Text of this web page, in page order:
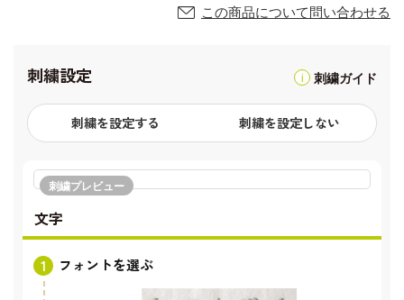
この商品について問い合わせる
刺繍設定 刺繍ガイド
刺繍を設定する 刺繍を設定しない
刺繍プレビュー
文字
フォントを選ぶ